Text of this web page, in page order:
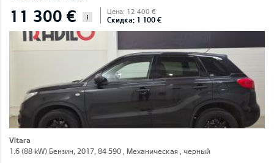
11 300 € i
Цена: 12 400 €
Скидка: 1 100 €
Vitara
1.6 (88 kW) Бензин, 2017, 84 590 , Механическая , черный